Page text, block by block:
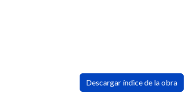
Descargar índice de la obra